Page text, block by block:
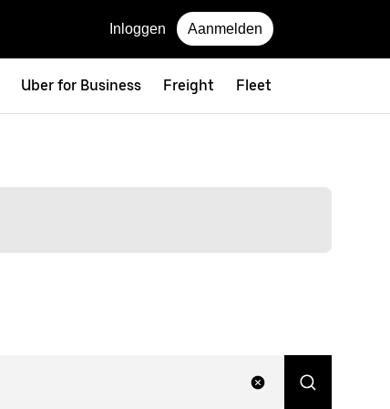
Inloggen Aanmelden
Uber for Business Freight Fleet